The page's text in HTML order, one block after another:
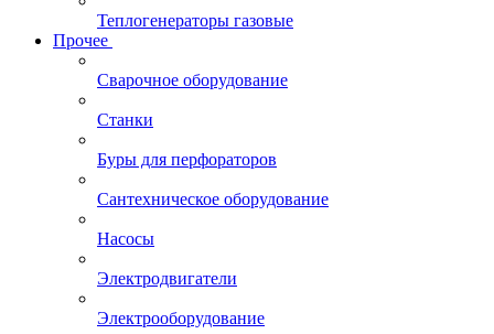
Теплогенераторы газовые
Прочее
Сварочное оборудование
Станки
Буры для перфораторов
Сантехническое оборудование
Насосы
Электродвигатели
Электрооборудование